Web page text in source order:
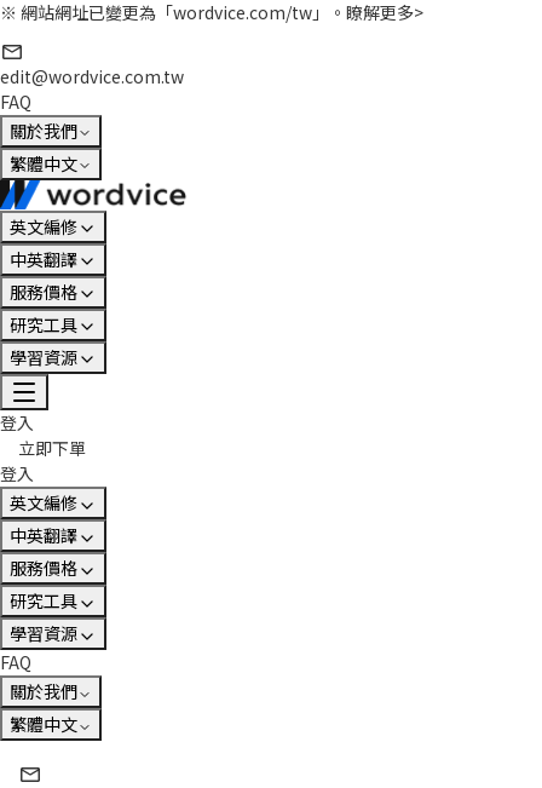
※ 網站網址已變更為「wordvice.com/tw」。 瞭解更多>
edit@wordvice.com.tw
FAQ
關於我們
繁體中文
英文編修
中英翻譯
服務價格
研究工具
學習資源
登入
立即下單
登入
英文編修
中英翻譯
服務價格
研究工具
學習資源
FAQ
關於我們
繁體中文